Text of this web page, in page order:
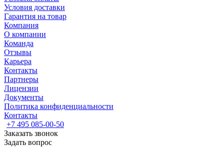
Условия доставки
Гарантия на товар
Компания
О компании
Команда
Отзывы
Карьера
Контакты
Партнеры
Лицензии
Документы
Политика конфиденциальности
Контакты
+7 495 085-00-50
Заказать звонок
Задать вопрос